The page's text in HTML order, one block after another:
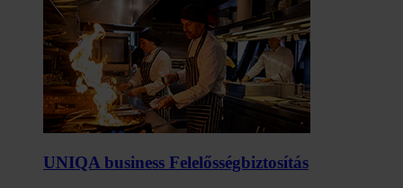
UNIQA business Felelősség­biztosítás